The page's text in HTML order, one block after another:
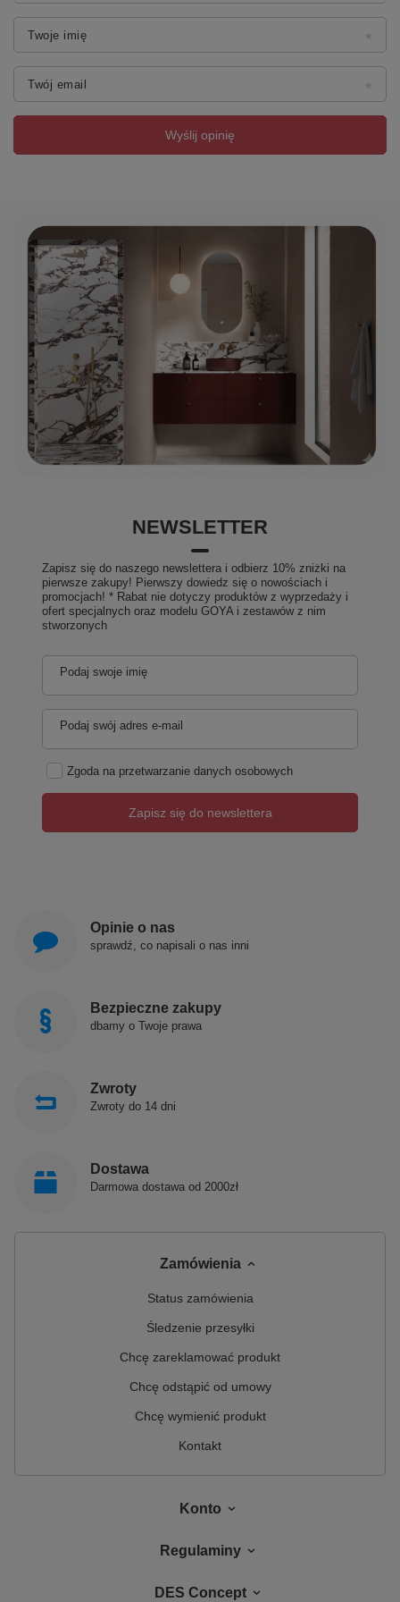
Twoje imię
Twój email
Wyślij opinię
NEWSLETTER
Zapisz się do naszego newslettera i odbierz 10% zniżki na
pierwsze zakupy! Pierwszy dowiedz się o nowościach i
promocjach! * Rabat nie dotyczy produktów z wyprzedaży i
ofert specjalnych oraz modelu GOYA i zestawów z nim
stworzonych
Podaj swoje imię
Podaj swój adres e-mail
Zgoda na przetwarzanie danych osobowych
Zapisz się do newslettera
Opinie o nas
sprawdź, co napisali o nas inni
Bezpieczne zakupy
dbamy o Twoje prawa
Zwroty
Zwroty do 14 dni
Dostawa
Darmowa dostawa od 2000zł
Zamówienia
Status zamówienia
Śledzenie przesyłki
Chcę zareklamować produkt
Chcę odstąpić od umowy
Chcę wymienić produkt
Kontakt
Konto
Regulaminy
DES Concept